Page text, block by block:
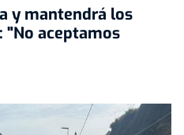
y mantendrá los
aceptamos